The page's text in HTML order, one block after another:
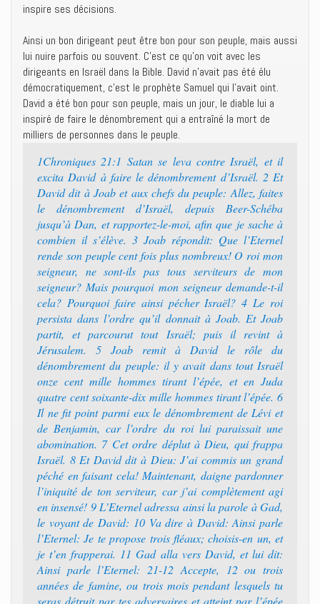
inspire ses décisions.
Ainsi un bon dirigeant peut être bon pour son peuple, mais aussi
lui nuire parfois ou souvent. C’est ce qu’on voit avec les
dirigeants en Israël dans la Bible. David n’avait pas été élu
démocratiquement, c’est le prophète Samuel qui l’avait oint.
David a été bon pour son peuple, mais un jour, le diable lui a
inspiré de faire le dénombrement qui a entraîné la mort de
milliers de personnes dans le peuple.
1Chroniques 21:1 Satan se leva contre Israël, et il
excita David à faire le dénombrement d’Israël. 2 Et
David dit à Joab et aux chefs du peuple: Allez, faites
le dénombrement d’Israël, depuis Beer-Schéba
jusqu’à Dan, et rapportez-le-moi, afin que je sache à
combien il s’élève. 3 Joab répondit: Que l’Eternel
rende son peuple cent fois plus nombreux! O roi mon
seigneur, ne sont-ils pas tous serviteurs de mon
seigneur? Mais pourquoi mon seigneur demande-t-il
cela? Pourquoi faire ainsi pécher Israël? 4 Le roi
persista dans l’ordre qu’il donnait à Joab. Et Joab
partit, et parcourut tout Israël; puis il revint à
Jérusalem. 5 Joab remit à David le rôle du
dénombrement du peuple: il y avait dans tout Israël
onze cent mille hommes tirant l’épée, et en Juda
quatre cent soixante-dix mille hommes tirant l’épée. 6
Il ne fit point parmi eux le dénombrement de Lévi et
de Benjamin, car l’ordre du roi lui paraissait une
abomination. 7 Cet ordre déplut à Dieu, qui frappa
Israël. 8 Et David dit à Dieu: J’ai commis un grand
péché en faisant cela! Maintenant, daigne pardonner
l’iniquité de ton serviteur, car j’ai complètement agi
en insensé! 9 L’Eternel adressa ainsi la parole à Gad,
le voyant de David: 10 Va dire à David: Ainsi parle
l’Eternel: Je te propose trois fléaux; choisis-en un, et
je t’en frapperai. 11 Gad alla vers David, et lui dit:
Ainsi parle l’Eternel: 21-12 Accepte, 12 ou trois
années de famine, ou trois mois pendant lesquels tu
seras détruit par tes adversaires et atteint par l’épée